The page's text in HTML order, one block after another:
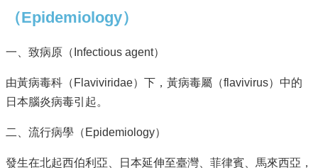
頁
站
覽
長
箱
（Epidemiology）
一、致病原（Infectious agent）
由黃病毒科（Flaviviridae）下，黃病毒屬（flavivirus）中的
日本腦炎病毒引起。
二、流行病學（Epidemiology）
發生在北起西伯利亞、日本延伸至臺灣、菲律賓、馬來西亞，